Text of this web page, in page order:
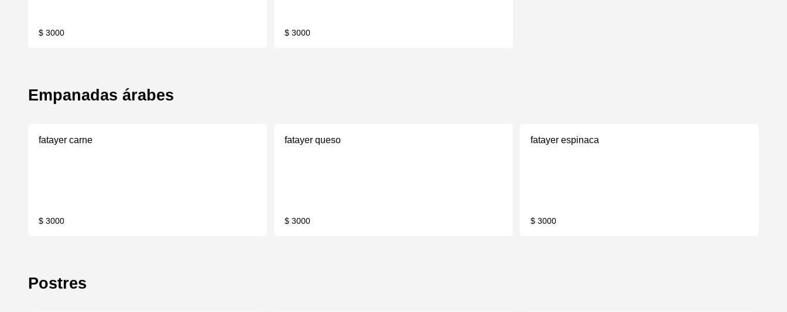
$ 3000 $ 3000
Empanadas árabes
fatayer carne
$ 3000
fatayer queso
$ 3000
fatayer espinaca
$ 3000
Postres